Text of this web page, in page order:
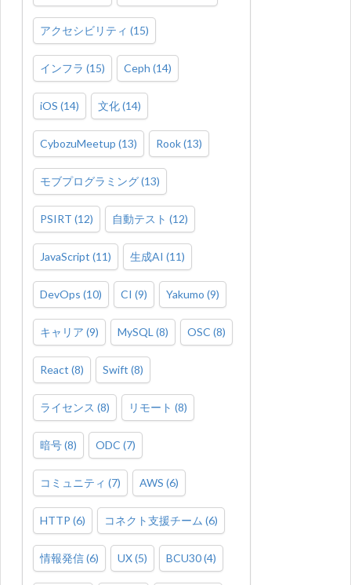
アクセシビリティ (15)
インフラ (15) Ceph (14)
iOS (14) 文化(14)
CybozuMeetup (13) Rook(13)
モブプログラミング(13)
PSIRT (12) 自動テスト (12)
JavaScript (11) 生成AI (11)
DevOps (10) CI (9) Yakumo (9)
キャリア (9) MySQL (8) OSC (8)
React (8) Swift (8)
ライセンス (8) リモート (8)
暗号(8) ODC (7)
コミュニティ (7) AWS (6)
HTTP (6) コネクト支援チーム (6)
情報発信(6) UX(5) BCU30(4)